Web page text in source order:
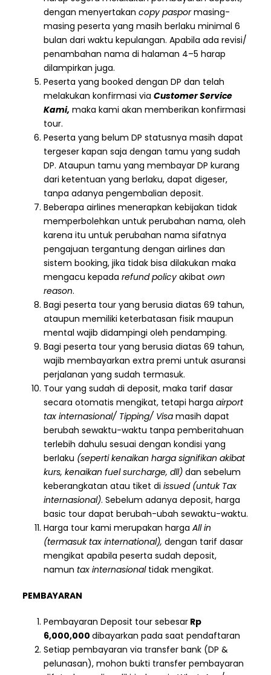
dengan menyertakan copy paspormasing-
masing peserta yang masih berlaku minimal 6
bulan dari waktu kepulangan. Apabila ada revisi/
penambahan nama di halaman 4–5 harap
dilampirkan juga.
Peserta yang booked dengan DP dan telah
melakukan konfirmasi via Customer Service
Kami, maka kami akan memberikan konfirmasi
tour.
Peserta yang belum DP statusnya masih dapat
tergeser kapan saja dengan tamu yang sudah
DP. Ataupun tamu yang membayar DP kurang
dari ketentuan yang berlaku, dapat digeser,
tanpa adanya pengembalian deposit.
Beberapa airlines menerapkan kebijakan tidak
memperbolehkan untuk perubahan nama, oleh
karena itu untuk perubahan nama sifatnya
pengajuan tergantung dengan airlines dan
sistem booking, jika tidak bisa dilakukan maka
mengacu kepada refund policyakibat own
reason.
Bagi peserta tour yang berusia diatas 69 tahun,
ataupun memiliki keterbatasan fisik maupun
mental wajib didampingi oleh pendamping.
Bagi peserta tour yang berusia diatas 69 tahun,
wajib membayarkan extra premi untuk asuransi
perjalanan yang sudah termasuk.
Tour yang sudah di deposit, maka tarif dasar
secara otomatis mengikat, tetapi harga airport
tax internasional/ Tipping/ Visa masih dapat
berubah sewaktu-waktu tanpa pemberitahuan
terlebih dahulu sesuai dengan kondisi yang
berlaku (seperti kenaikan harga signifikan akibat
kurs, kenaikan fuel surcharge, dll) dan sebelum
keberangkatan atau tiket di issued (untuk Tax
internasional). Sebelum adanya deposit, harga
basic tour dapat berubah-ubah sewaktu-waktu.
Harga tour kami merupakan harga All in
(termasuk tax international), dengan tarif dasar
mengikat apabila peserta sudah deposit,
namun tax internasional tidak mengikat.
PEMBAYARAN
Pembayaran Deposit tour sebesar Rp
6,000,000 dibayarkan pada saat pendaftaran
Setiap pembayaran via transfer bank (DP &
pelunasan), mohon bukti transfer pembayaran